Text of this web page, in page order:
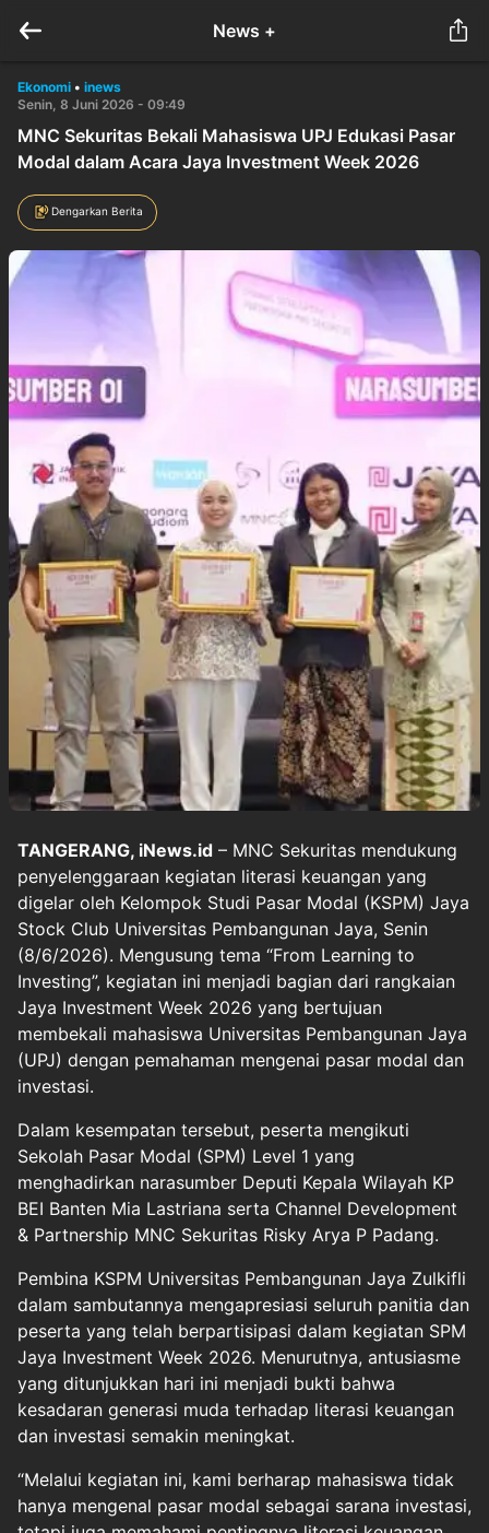
News +
Ekonomi • inews
Senin, 8 Juni 2026 - 09:49
MNC Sekuritas Bekali Mahasiswa UPJ Edukasi Pasar
Modal dalam Acara Jaya Investment Week 2026
Dengarkan Berita
TANGERANG, iNews.id – MNC Sekuritas mendukung
penyelenggaraan kegiatan literasi keuangan yang
digelar oleh Kelompok Studi Pasar Modal (KSPM) Jaya
Stock Club Universitas Pembangunan Jaya, Senin
(8/6/2026). Mengusung tema “From Learning to
Investing”, kegiatan ini menjadi bagian dari rangkaian
Jaya Investment Week 2026 yang bertujuan
membekali mahasiswa Universitas Pembangunan Jaya
(UPJ) dengan pemahaman mengenai pasar modal dan
investasi.
Dalam kesempatan tersebut, peserta mengikuti
Sekolah Pasar Modal (SPM) Level 1 yang
menghadirkan narasumber Deputi Kepala Wilayah KP
BEI Banten Mia Lastriana serta Channel Development
& Partnership MNC Sekuritas Risky Arya P Padang.
Pembina KSPM Universitas Pembangunan Jaya Zulkifli
dalam sambutannya mengapresiasi seluruh panitia dan
peserta yang telah berpartisipasi dalam kegiatan SPM
Jaya Investment Week 2026. Menurutnya, antusiasme
yang ditunjukkan hari ini menjadi bukti bahwa
kesadaran generasi muda terhadap literasi keuangan
dan investasi semakin meningkat.
“Melalui kegiatan ini, kami berharap mahasiswa tidak
hanya mengenal pasar modal sebagai sarana investasi,